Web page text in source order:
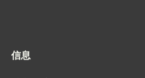
信息